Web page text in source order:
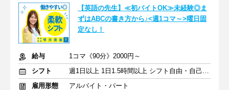
【英語の先生】≪初バイトOK≫未経験◎ま
ずはABCの書き方から♪<週1コマ～>曜日固
定なし！
給与
1コマ《90分》2000円～
シフト
週1日以上 1日1.5時間以上 シフト自由・自己申告
雇用形態
アルバイト・パート